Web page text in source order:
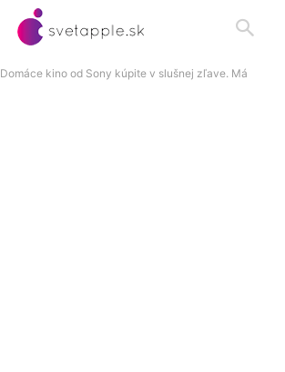
Domáce kino od Sony kúpite v slušnej zľave. Má